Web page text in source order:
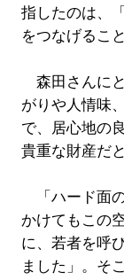
指したのは、
をつなげるこ
森田さんに
がりや人情味
で、居心地の
貴重な財産だ
「ハード面
かけてもこの
に、若者を呼
ました」。そ